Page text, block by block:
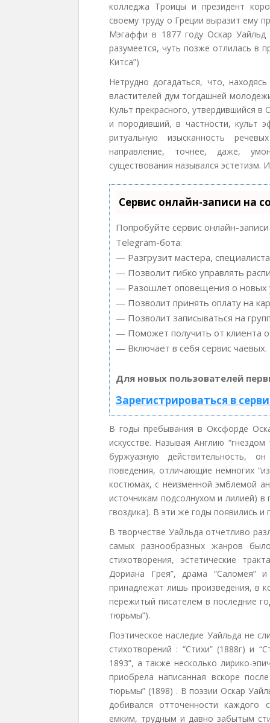
колледжа Троицы и президент
своему труду о Греции выразит ему
Мэгаффи в 1877 году Оскар
разумеется, чуть позже отлилась в
Китса”)
Нетрудно догадаться, что,
властителей дум тогдашней
Культ прекрасного, утвердившийся
и породивший, в частности, культ
ритуальную изысканность
направление, точнее, даже,
существования назывался эстетизм.
Сервис онлайн-записи на
Попробуйте сервис онлайн-
Telegram-бота:
— Разгрузит мастера,
— Позволит гибко управлять
— Разошлет оповещения о новых
— Позволит принять оплату на
— Позволит записываться на
— Поможет получить от клиента
— Включает в себя сервис чаевых.
Для новых пользователей
Зарегистрироваться в
В годы пребывания в Оксфорде
искусстве. Называя Англию
буржуазную действительность,
поведения, отличающие немногих
костюмах, с неизменной эмблемой
источникам подсолнухом и лилией) в
гвоздика). В эти же годы появились
В творчестве Уайльда отчетливо
самых разнообразных жанров
стихотворения, эстетические
Дориана Грея”, драма
принадлежат лишь произведения, в
пережитый писателем в последние
тюрьмы”).
Поэтическое наследие Уайльда не
стихотворений : “Стихи” (1888г) и
1893”, а также несколько лирико-
приобрела написанная вскоре
тюрьмы” (1898) . В поэзии Оскар
добивался отточенности каждого
емким, трудным и давно забытым